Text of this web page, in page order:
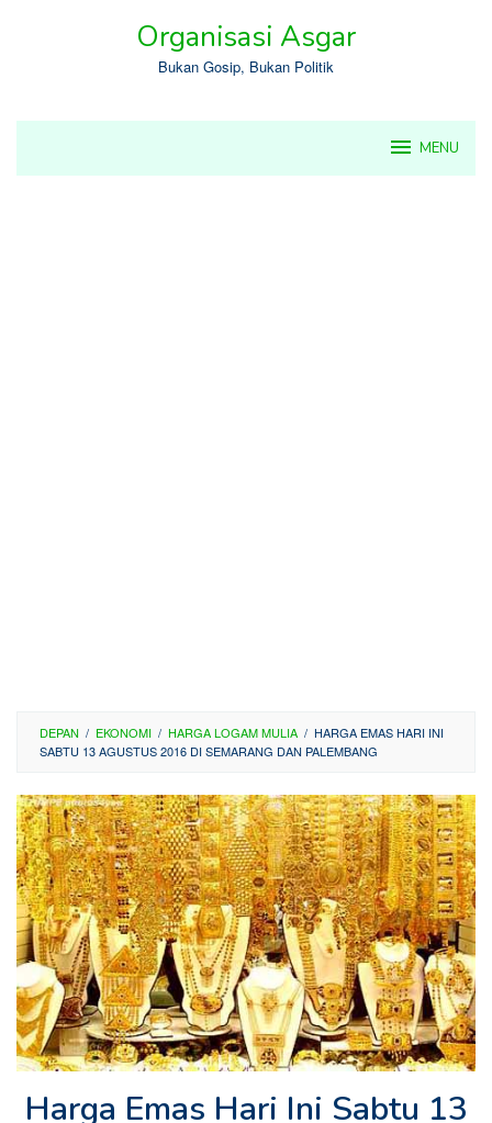
Organisasi Asgar
Bukan Gosip, Bukan Politik
MENU
DEPAN / EKONOMI / HARGA LOGAM MULIA / HARGA EMAS HARI INI
SABTU 13 AGUSTUS 2016 DI SEMARANG DAN PALEMBANG
Harga Emas Hari Ini Sabtu 13